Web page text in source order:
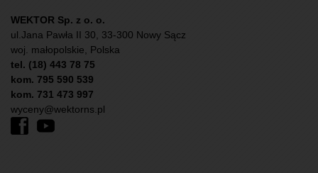
WEKTOR Sp. z o. o.
ul.Jana Pawła II 30, 33-300 Nowy Sącz
woj. małopolskie, Polska
tel. (18) 443 78 75
kom. 795 590 539
kom. 731 473 997
wyceny@wektorns.pl